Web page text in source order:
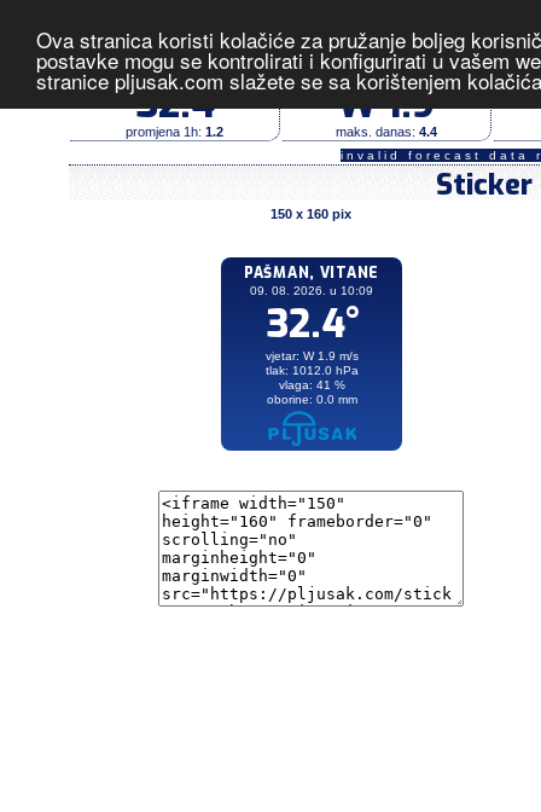
Ova stranica koristi kolačiće za pružanje boljeg
postavke mogu se kontrolirati i konfigurirati u vašem
stranice pljusak.com slažete se sa korištenjem
Pašman, Vitane- izmjerene
temperatura (°C)
32.4
promjena 1h: 1.2
vjetar (m/s)
W 1.9
maks. danas: 4.4
invalid forecast data
Sticker
150 x 160 pix